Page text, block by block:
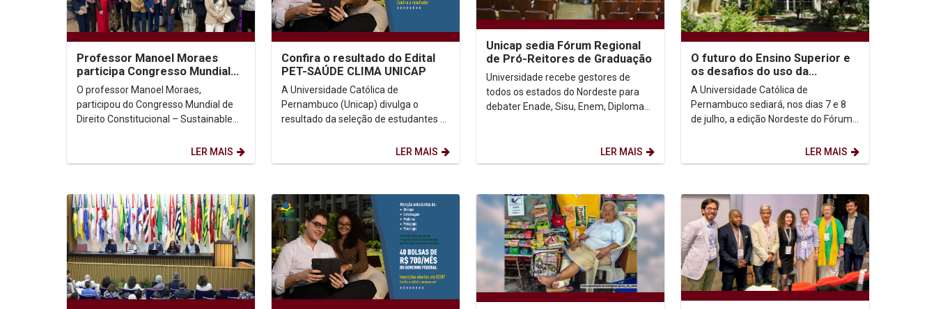
Professor Manoel Moraes
participa Congresso Mundial
de Direito Constitucional, na
Colômbia.
O professor Manoel Moraes,
participou do Congresso Mundial de
Direito Constitucional – Sustainable
LER MAIS
Confira o resultado do Edital
PET-SAÚDE CLIMA UNICAP
A Universidade Católica de
Pernambuco (Unicap) divulga o
resultado da seleção de estudantes e
Educação pelo Trabalho para a
Saúde...
LER MAIS
Unicap sedia Fórum Regional
de Pró-Reitores de Graduação
Universidade recebe gestores de
todos os estados do Nordeste para
debater Enade, Sisu, Enem, Diploma
LER MAIS
O futuro do Ensino Superior e
os desafios do uso da
Inteligência Artificial no
ambiente acadêmico...
A Universidade Católica de
Pernambuco sediará, nos dias 7 e 8
de julho, a edição Nordeste do Fórum
Graduação (ForGRAD), reunindo...
LER MAIS